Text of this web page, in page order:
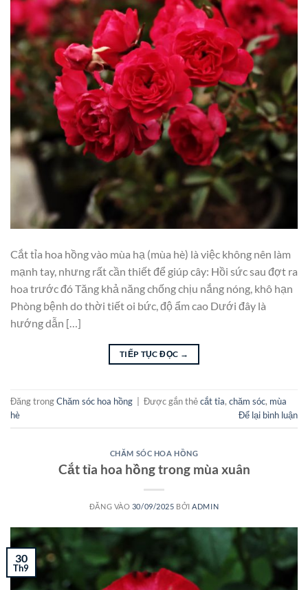
Cắt tỉa hoa hồng vào mùa hạ (mùa hè) là việc không nên làm
mạnh tay, nhưng rất cần thiết để giúp cây: Hồi sức sau đợt ra
hoa trước đó Tăng khả năng chống chịu nắng nóng, khô hạn
Phòng bệnh do thời tiết oi bức, độ ẩm cao Dưới đây là
hướng dẫn […]
TIẾP TỤC ĐỌC →
Đăng trongChăm sóc hoa hồng Được gắn thẻcắt tỉa, chăm sóc, mùa
hè
Để lại bình luận
CHĂM SÓC HOA HỒNG
Cắt tỉa hoa hồng trong mùa xuân
ĐĂNG VÀO 30/09/2025 BỞI ADMIN
30
Th9